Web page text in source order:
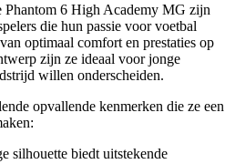
Phantom 6 High Academy MG zijn
die hun passie voor voetbal
optimaal comfort en prestaties op
zijn ze ideaal voor jonge
willen onderscheiden.
opvallende kenmerken die ze een
silhouette biedt uitstekende